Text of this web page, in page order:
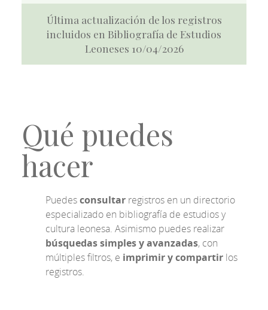
Última actualización de los registros
incluidos en Bibliografía de Estudios
Leoneses 10/04/2026
Qué puedes
hacer
Puedesconsultar registros en un directorio
especializado en bibliografía de estudios y
cultura leonesa. Asimismo puedes realizar
búsquedas simples y avanzadas, con
múltiples filtros, e imprimir y compartir los
registros.